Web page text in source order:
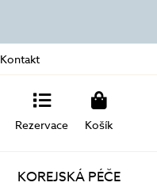
Kontakt
Rezervace Košík
KOREJSKÁ PÉČE